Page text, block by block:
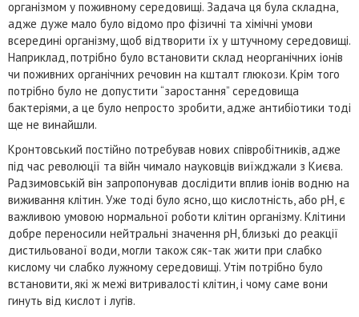
організмом у поживному середовищі. Задача ця була складна,
адже дуже мало було відомо про фізичні та хімічні умови
всередині організму, щоб відтворити їх у штучному середовищі.
Наприклад, потрібно було встановити склад неорганічних іонів
чи поживних органічних речовин на кшталт глюкози. Крім того
потрібно було не допустити “заростання” середовища
бактеріями, а це було непросто зробити, адже антибіотики тоді
ще не винайшли.
Кронтовський постійно потребував нових співробітників, адже
під час революції та війн чимало науковців виїжджали з Києва.
Радзимовській він запропонував дослідити вплив іонів водню на
виживання клітин. Уже тоді було ясно, що кислотність, або pH, є
важливою умовою нормальної роботи клітин організму. Клітини
добре переносили нейтральні значення pH, близькі до реакції
дистильованої води, могли також сяк-так жити при слабко
кислому чи слабко лужному середовищі. Утім потрібно було
встановити, які ж межі витривалості клітин, і чому саме вони
гинуть від кислот і лугів.